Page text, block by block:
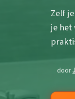
Zelf
je het
door